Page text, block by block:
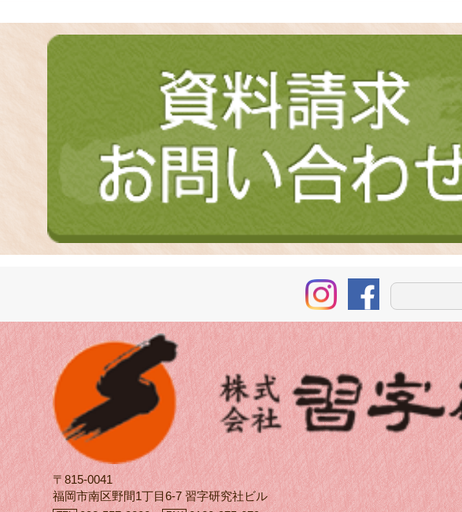
〒815-0041
福岡市南区野間1丁目6-7 習字研究社ビル